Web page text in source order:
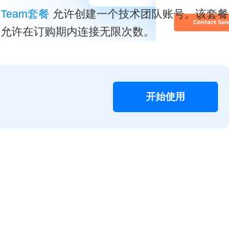
Team套餐 允许创建一个技术团队账号。该套餐
允许在订购期内连接无限次数。
开始使用